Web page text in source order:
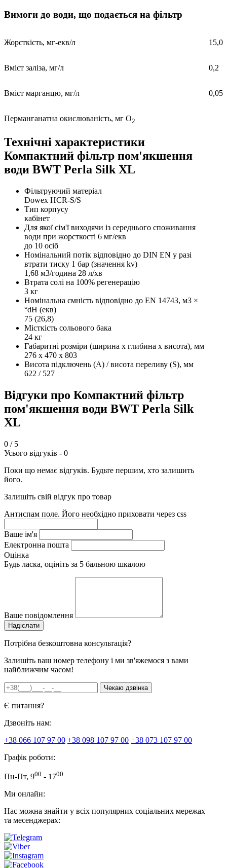
Вимоги до води, що подається на фільтр
Жорсткість, мг-екв/л 15,0
Вміст заліза, мг/л 0,2
Вміст марганцю, мг/л 0,05
Перманганатна окислюваність, мг О2
Технічні характеристики
Компактний фільтр пом'якшення
води BWT Perla Silk XL
Фільтруючий матеріал
Dowex HCR-S/S
Тип корпусу
кабінет
Для якої сім'ї виходячи із середнього споживання
води при жорсткості 6 мг/екв
до 10 осіб
Номінальний потік відповідно до DIN EN у разі
втрати тиску 1 бар (значення kv)
1,68 м3/година 28 л/хв
Втрата солі на 100% регенерацію
3 кг
Номінальна ємність відповідно до EN 14743, м3 ×
°dH (екв)
75 (26,8)
Місткість сольового бака
24 кг
Габаритні розміри (ширина х глибина х висота), мм
276 х 470 х 803
Висота підключень (А) / висота переливу (S), мм
622 / 527
Відгуки про Компактний фільтр
пом'якшення води BWT Perla Silk
XL
0 / 5
Усього відгуків - 0
Поки що немає відгуків. Будьте першим, хто залишить
його.
Залишіть свій відгук про товар
Антиспам поле. Його необхідно приховати через css
Ваше ім'я
Електронна пошта
Оцінка
Будь ласка, оцініть за 5 бальною шкалою
Ваше повідомлення
Потрібна безкоштовна консультація?
Залишіть ваш номер телефону і ми зв'яжемося з вами
найближчим часом!
Є питання?
Дзвоніть нам:
+38 066 107 97 00 +38 098 107 97 00 +38 073 107 97 00
Графік роботи:
Пн-Пт, 900 - 1700
Ми онлайн:
Нас можна знайти у всіх популярних соціальних мережах
та месенджерах: